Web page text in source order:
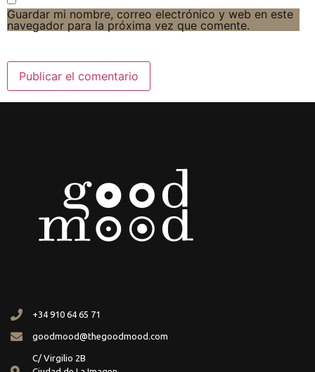
Guardar mi nombre, correo electrónico y web en este
navegador para la próxima vez que comente.
+34 910 64 65 71
goodmood@thegoodmood.com
C/ Virgilio 2B